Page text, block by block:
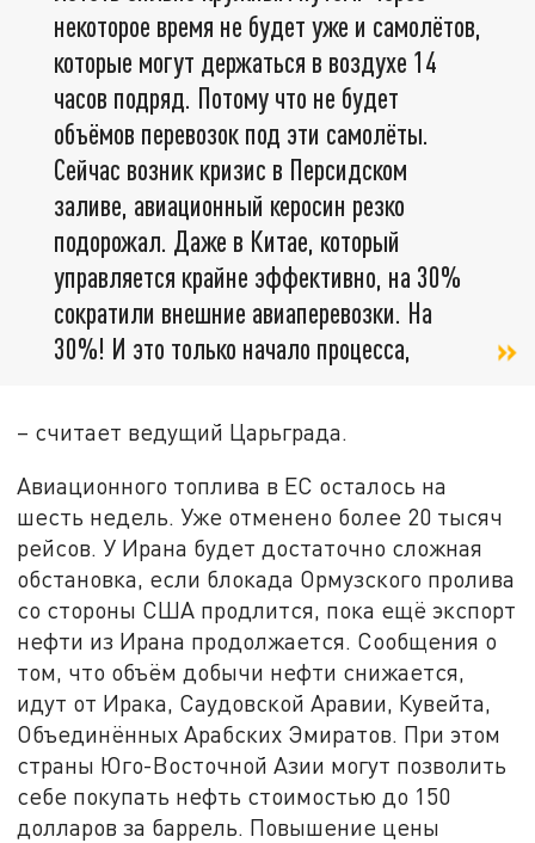
некоторое время не будет уже и самолётов,
которые могут держаться в воздухе 14
часов подряд. Потому что не будет
объёмов перевозок под эти самолёты.
Сейчас возник кризис в Персидском
заливе, авиационный керосин резко
подорожал. Даже в Китае, который
управляется крайне эффективно, на 30%
сократили внешние авиаперевозки. На
30%! И это только начало процесса,
– считает ведущий Царьграда.
Авиационного топлива в ЕС осталось на
шесть недель. Уже отменено более 20 тысяч
рейсов. У Ирана будет достаточно сложная
обстановка, если блокада Ормузского пролива
со стороны США продлится, пока ещё экспорт
нефти из Ирана продолжается. Сообщения о
том, что объём добычи нефти снижается,
идут от Ирака, Саудовской Аравии, Кувейта,
Объединённых Арабских Эмиратов. При этом
страны Юго-Восточной Азии могут позволить
себе покупать нефть стоимостью до 150
долларов за баррель. Повышение цены